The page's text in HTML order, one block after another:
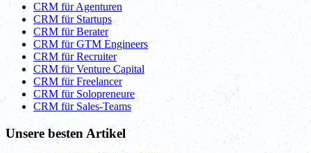
CRM für Agenturen
CRM für Startups
CRM für Berater
CRM für GTM Engineers
CRM für Recruiter
CRM für Venture Capital
CRM für Freelancer
CRM für Solopreneure
CRM für Sales-Teams
Unsere besten Artikel